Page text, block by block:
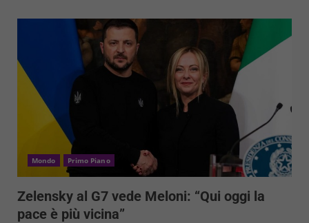
Mondo Primo Piano
Zelensky al G7 vede Meloni: “Qui oggi la
pace è più vicina”